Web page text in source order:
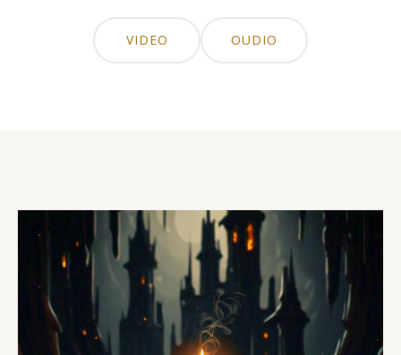
VIDEO OUDIO